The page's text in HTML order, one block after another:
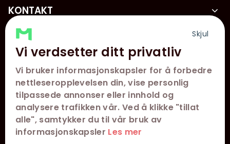
Skjul
Vi verdsetter ditt privatliv
Vi bruker informasjonskapsler for å forbedre
nettleseropplevelsen din, vise personlig
tilpassede annonser eller innhold og
analysere trafikken vår. Ved å klikke "tillat
alle", samtykker du til vår bruk av
informasjonskapsler Les mer
KONTAKT
KUNDESERVICE